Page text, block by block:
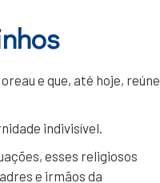
e que, até hoje, reúne
indivisível.
esses religiosos
e irmãos da